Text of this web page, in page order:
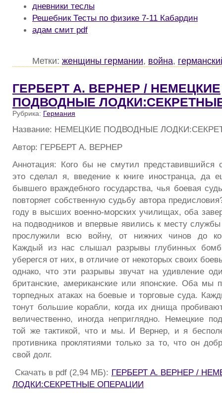
дневники теслы
Решебник Тесты по физике 7-11 Кабардин
адам смит pdf
Метки: женщины германии, война,
ГЕРБЕРТ А. ВЕРНЕР / НЕМЕЦКИЕ
ПОДВОДНЫЕ
Рубрика: Германия
Название: НЕМЕЦКИЕ ПОДВОДНЫЕ
Автор: ГЕРБЕРТ А. ВЕРНЕР
Аннотация: Кого бы не смутил представившийся
это сделал я, введение к книге иностранца, да
бывшего враждебного государства, чья боевая
повторяет собственную судьбу автора
году в высших военно-морских училищах, оба
на подводников и впервые явились к месту
прослужили всю войну, от нижних чинов до
Каждый из нас слышал разрывы глубинных бомб
уберегся от них, в отличие от некоторых своих
однако, что эти разрывы звучат на удивление
британские, американские или японские. Оба мы
торпедных атаках на боевые и торговые суда.
тонут большие корабли, когда их днища
величественно, иногда неприглядно. Немецкие
той же тактикой, что и мы. И Вернер, и я
противника проклятиями только за то, что он
свой долг.
Скачать в pdf (2,94 МБ): ГЕРБЕРТ А. ВЕРНЕР /
ЛОДКИ:СЕКРЕТНЫЕ ОПЕРАЦИИ